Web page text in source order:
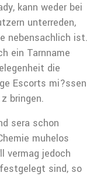
kann weder bei
unterreden,
nebensachlich ist.
ein Tarnname
die
Escorts mi?ssen
bringen.
sera schon
muhelos
jedoch
sind, so